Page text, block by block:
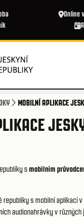
Online
MOBILNÍ APLIKACE
smobilním
republiky s mobilní aplikací
audionahrávky v